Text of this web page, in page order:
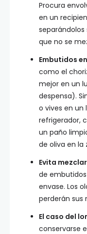
Procura
en un
que no se
Embutidos
como el
mejor en un
despensa).
o vives en un
refrigerador,
un paño
de oliva en la
Evita
de
envase. Los
perderán sus
El caso del
conservarse